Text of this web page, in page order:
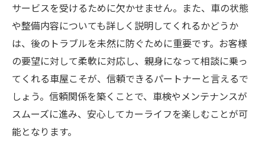
選ばれるためのサービス提供
スタッフの質と対応力の重要性
長期的な関係性を築くために
地域社会に貢献する車屋が提供する車検サービ
ス
地域イベントへの積極参加
地元経済への貢献を意識
サービスを受けるために欠かせません。また、車の状態
や整備内容についても詳しく説明してくれるかどうか
は、後のトラブルを未然に防ぐために重要です。お客様
の要望に対して柔軟に対応し、親身になって相談に乗っ
てくれる車屋こそが、信頼できるパートナーと言えるで
しょう。信頼関係を築くことで、車検やメンテナンスが
スムーズに進み、安心してカーライフを楽しむことが可
能となります。